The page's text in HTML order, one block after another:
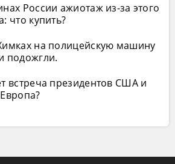
России ажиотаж из-за этого
что купить?
на полицейскую машину
подожгли.
встреча президентов США и